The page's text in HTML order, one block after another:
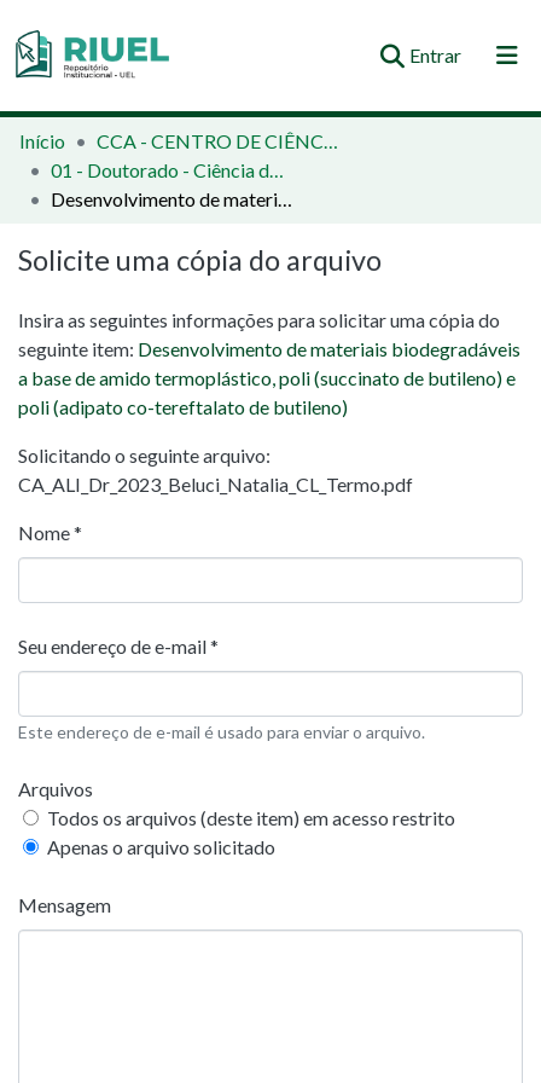
Entrar(current)
Orientações e Normas
Comunidades e Coleções
Início
CCA - CENTRO DE CIÊNCIAS AGRÁRIAS
01 - Doutorado - Ciência de Alimentos
Desenvolvimento de materiais biodegradáveis a base de amido termoplástico, poli (succinato de butileno) e poli (adipato co-tereftalato de butileno)
Solicite uma cópia do arquivo
Insira as seguintes informações para solicitar uma cópia do
seguinte item: Desenvolvimento de materiais biodegradáveis
a base de amido termoplástico, poli (succinato de butileno) e
poli (adipato co-tereftalato de butileno)
Solicitando o seguinte arquivo:
CA_ALI_Dr_2023_Beluci_Natalia_CL_Termo.pdf
Nome *
Seu endereço de e-mail *
Este endereço de e-mail é usado para enviar o arquivo.
Arquivos
Todos os arquivos (deste item) em acesso restrito
Apenas o arquivo solicitado
Mensagem